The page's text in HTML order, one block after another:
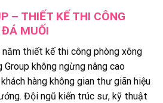
– THIẾT KẾ THI CÔNG
ĐÁ MUỐI
năm thiết kế thi công phòng xông
không ngừng nâng cao
hàng không gian thư giãn hiệu
Đội ngũ kiến trúc sư, kỹ thuật